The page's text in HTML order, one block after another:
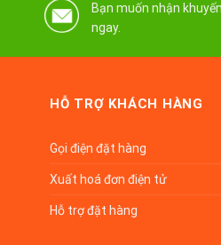
Bạn muốn nhận
ngay.
HỖ TRỢ KHÁCH HÀNG
Gọi điện đặt hàng
Xuất hoá đơn điện tử
Hỗ trợ đặt hàng